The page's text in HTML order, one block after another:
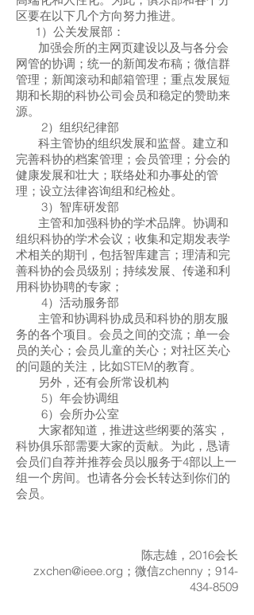
区要在以下几个方向努力推进。
1）公关发展部：
加强会所的主网页建设以及与各分会
网管的协调；统一的新闻发布稿；微信群
管理；新闻滚动和邮箱管理；重点发展短
期和长期的科协公司会员和稳定的赞助来
源。
2）组织纪律部
科主管协的组织发展和监督。建立和
完善科协的档案管理；会员管理；分会的
健康发展和壮大；联络处和办事处的管
理；设立法律咨询组和纪检处。
3）智库研发部
主管和加强科协的学术品牌。协调和
组织科协的学术会议；收集和定期发表学
术相关的期刊，包括智库建言；理清和完
善科协的会员级别；持续发展、传递和利
用科协协聘的专家；
4）活动服务部
主管和协调科协成员和科协的朋友服
务的各个项目。会员之间的交流；单一会
员的关心；会员儿童的关心；对社区关心
的问题的关注，比如STEM的教育。
另外，还有会所常设机构
5）年会协调组
6）会所办公室
大家都知道，推进这些纲要的落实，
科协俱乐部需要大家的贡献。为此，恳请
会员们自荐并推荐会员以服务于4部以上一
组一个房间。也请各分会长转达到你们的
会员。
陈志雄，2016会长
zxchen@ieee.org ；微信zchenny；914-
434-8509